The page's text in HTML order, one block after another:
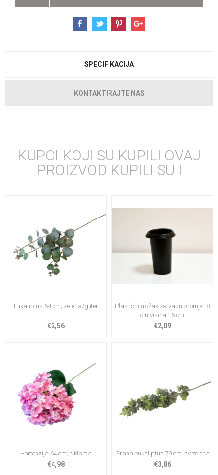
SPECIFIKACIJA
KONTAKTIRAJTE NAS
KUPCI KOJI SU KUPILI OVAJ
PROIZVOD KUPILI SU I
Eukaliptus 64 cm; zelena/gliter
€2,56
Plastični uložak za vazu promjer 8
cm visina 16 cm
€2,09
Hortenzija 64 cm; ciklama
€4,98
Grana eukaliptus 79 cm; sv.zelena
€3,86